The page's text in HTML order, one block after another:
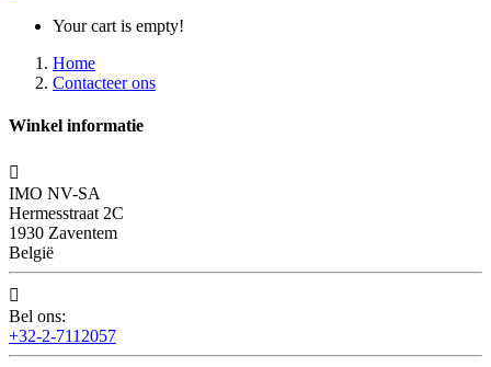
Your cart is empty!
Home
Contacteer ons
Winkel informatie

IMO NV-SA
Hermesstraat 2C
1930 Zaventem
België

Bel ons:
+32-2-7112057